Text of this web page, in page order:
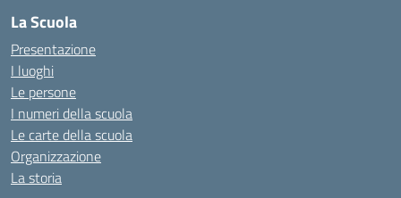
La Scuola
Presentazione
I luoghi
Le persone
I numeri della scuola
Le carte della scuola
Organizzazione
La storia